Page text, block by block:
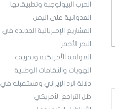
الحرب البيولوجية وتطبيقاتها
العدوانية على اليمن
المشاريع الإمبريالية الجديدة في
البحر الأحمر
العولمة الأمريكية وتجريف
الهويات والثقافات الوطنية
دلالة الرد الإيراني ومستقبله في
ظل التراجع الأمريكي